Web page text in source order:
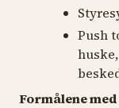
Push
Formålene